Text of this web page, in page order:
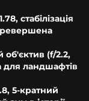
стабілізація
об'єктив (f/2.2,
для ландшафтів
5-кратний